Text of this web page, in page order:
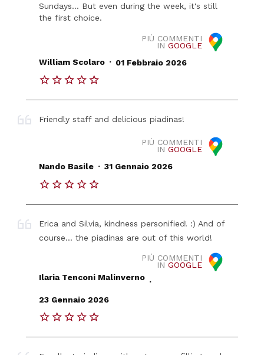
Sundays... But even during the week, it's still
the first choice.
PIÙ COMMENTI
IN GOOGLE
William Scolaro . 01 Febbraio 2026
Friendly staff and delicious piadinas!
PIÙ COMMENTI
IN GOOGLE
Nando Basile . 31 Gennaio 2026
Erica and Silvia, kindness personified! :) And of
course... the piadinas are out of this world!
PIÙ COMMENTI
IN GOOGLE
Ilaria Tenconi Malinverno .
23 Gennaio 2026